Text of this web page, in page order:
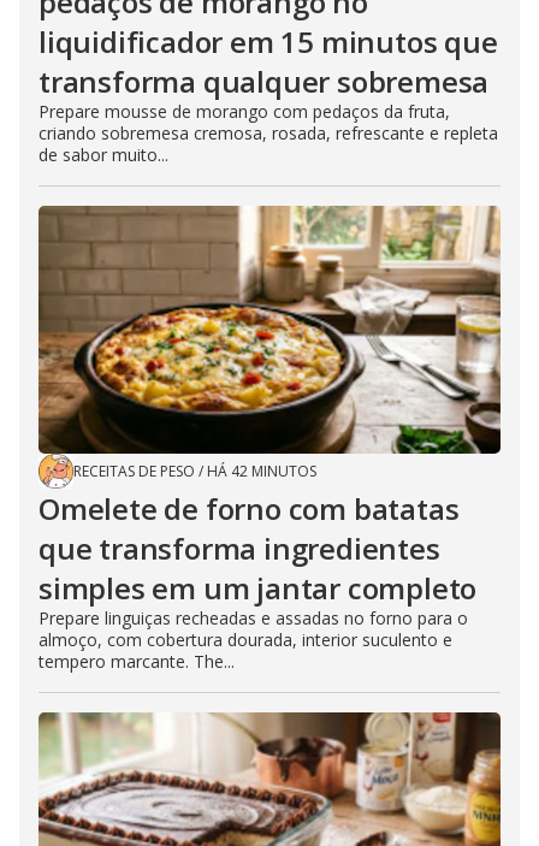
liquidificador em 15 minutos que
transforma qualquer sobremesa
Prepare mousse de morango com pedaços da fruta,
criando sobremesa cremosa, rosada, refrescante e repleta
de sabor muito...
RECEITAS DE PESO / HÁ 42 MINUTOS
Omelete de forno com batatas
que transforma ingredientes
simples em um jantar completo
Prepare linguiças recheadas e assadas no forno para o
almoço, com cobertura dourada, interior suculento e
tempero marcante. The...